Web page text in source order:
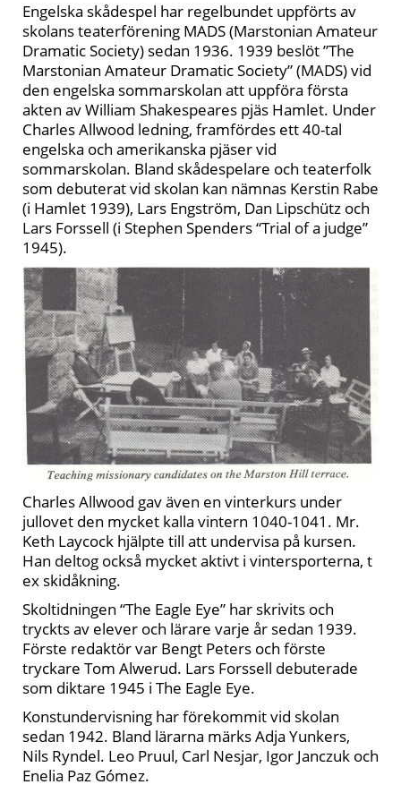
Engelska skådespel har regelbundet uppförts av
skolans teaterförening MADS (Marstonian Amateur
Dramatic Society) sedan 1936. 1939 beslöt ”The
Marstonian Amateur Dramatic Society” (MADS) vid
den engelska sommarskolan att uppföra första
akten av William Shakespeares pjäs Hamlet. Under
Charles Allwood ledning, framfördes ett 40-tal
engelska och amerikanska pjäser vid
sommarskolan. Bland skådespelare och teaterfolk
som debuterat vid skolan kan nämnas Kerstin Rabe
(i Hamlet 1939), Lars Engström, Dan Lipschütz och
Lars Forssell (i Stephen Spenders “Trial of a judge”
1945).
Charles Allwood gav även en vinterkurs under
jullovet den mycket kalla vintern 1040-1041. Mr.
Keth Laycock hjälpte till att undervisa på kursen.
Han deltog också mycket aktivt i vintersporterna, t
ex skidåkning.
Skoltidningen “The Eagle Eye” har skrivits och
tryckts av elever och lärare varje år sedan 1939.
Förste redaktör var Bengt Peters och förste
tryckare Tom Alwerud. Lars Forssell debuterade
som diktare 1945 i The Eagle Eye.
Konstundervisning har förekommit vid skolan
sedan 1942. Bland lärarna märks Adja Yunkers,
Nils Ryndel. Leo Pruul, Carl Nesjar, Igor Janczuk och
Enelia Paz Gómez.